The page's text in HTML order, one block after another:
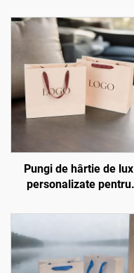
Pungi de hârtie de lux
personalizate pentru
ambalaj, pungi de
cumpărături cu propriul
dvs. logo